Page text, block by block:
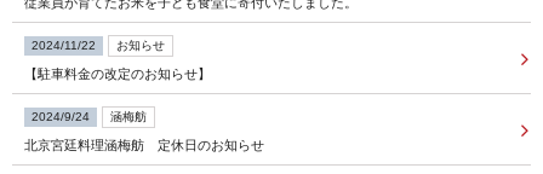
2024/11/22 お知らせ
【駐車料金の改定のお知らせ】
2024/9/24 涵梅舫
北京宮廷料理涵梅舫 定休日のお知らせ